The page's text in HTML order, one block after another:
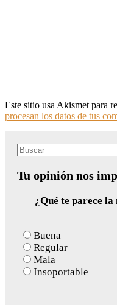
Este sitio usa Akismet para
procesan los datos de tus
Search
Tu opinión nos
¿Qué te parece
Buena
Regular
Mala
Insoportable